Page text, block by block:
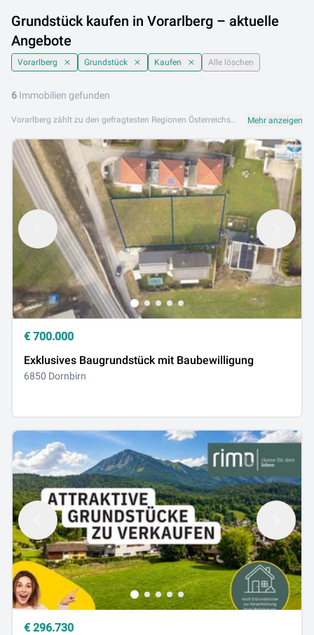
Grundstück kaufen in Vorarlberg – aktuelle
Angebote
Vorarlberg Grundstück Kaufen Alle löschen
6 Immobilien gefunden
Vorarlberg zählt zu den gefragtesten Regionen Österreichs, wenn es darum geht, ein Grundstück zu kaufen. Das westlichste Bundesland überzeugt mit einer einzigartigen Kombination aus alpiner Natur, hoher Lebensqualität und einer gut ausgebauten Infrastruktur. Ob im Rheintal, im Bregenzerwald, im Montafon oder am Bodensee – die Vielfalt der Lagen macht Vorarlberg für Bauherren und Investoren gleichermaßen attraktiv. Aktuell finden Sie auf Lib.at 6 Inserate für Grundstücke in Vorarlberg. Nutzen Sie die Filteroptionen, um gezielt nach Größe, Lage und Widmung zu suchen. Besonders wichtig beim Grundstück kaufen in Vorarlberg ist die Frage der Baulandwidmung: Nicht jede Fläche darf bebaut werden, daher sollten Sie sich vorab bei der zuständigen Gemeinde über den aktuellen Flächenwidmungsplan informieren. Ein weiterer zentraler Punkt ist die Erschließung des Grundstücks. Prüfen Sie frühzeitig, ob Wasser, Strom, Kanal und Zufahrt bereits vorhanden sind oder erst hergestellt werden müssen, da dies die Gesamtkosten erheblich beeinflussen kann. Auch die Hanglage spielt in Vorarlberg eine besondere Rolle, da viele Grundstücke in hügeligem Gelände liegen und besondere Anforderungen an die Planung stellen. Wenn Sie ein Grundstück in Vorarlberg kaufen möchten, empfiehlt es sich, einen erfahrenen Makler oder Notar hinzuzuziehen, der mit den regionalen Gegebenheiten und rechtlichen Rahmenbedingungen vertraut ist. So gehen Sie den Kauf sicher und gut vorbereitet an. Mehr anzeigen
€ 700.000
Exklusives Baugrundstück mit Baubewilligung
6850 Dornbirn
€ 296.730